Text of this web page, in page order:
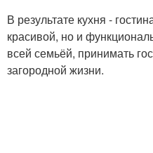
В результате кухня -
красивой, но и
всей семьёй, принимать
загородной жизни.